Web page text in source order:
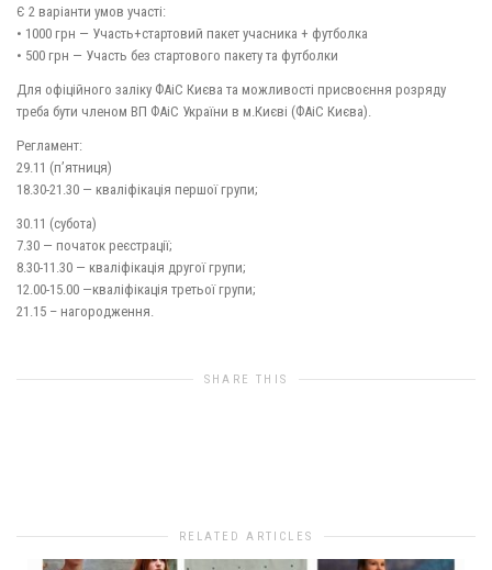
Є 2 варіанти умов участі:
• 1000 грн — Участь+стартовий пакет учасника + футболка
• 500 грн — Участь без стартового пакету та футболки
Для офіційного заліку ФАіС Києва та можливості присвоєння розряду
треба бути членом ВП ФАіС України в м.Києві (ФАіС Києва).
Регламент:
29.11 (п’ятниця)
18.30-21.30 — кваліфікація першої групи;
30.11 (субота)
7.30 — початок реєстрації;
8.30-11.30 — кваліфікація другої групи;
12.00-15.00 —кваліфікація третьої групи;
21.15 – нагородження.
SHARE THIS
RELATED ARTICLES